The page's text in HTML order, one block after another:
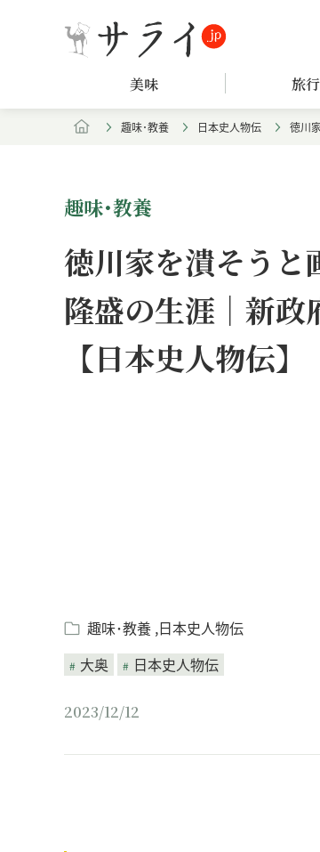
美味 旅行
趣味･教養 日本史人物伝 徳川
趣味･教養
徳川家を潰そう
隆盛の生涯｜新
【日本史人物伝】
趣味･教養 日本史人物伝
大奥
日本史人物伝
2023/12/12